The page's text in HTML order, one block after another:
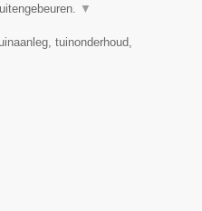
▼
tuinonderhoud,